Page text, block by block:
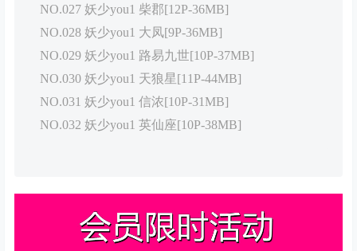
NO.027 妖少you1 柴郡[12P-36MB]
NO.028 妖少you1 大凤[9P-36MB]
NO.029 妖少you1 路易九世[10P-37MB]
NO.030 妖少you1 天狼星[11P-44MB]
NO.031 妖少you1 信浓[10P-31MB]
NO.032 妖少you1 英仙座[10P-38MB]